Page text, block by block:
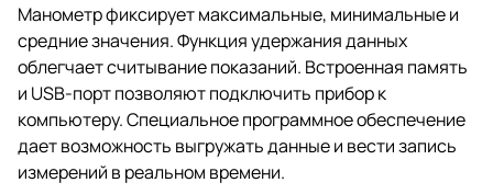
Манометр фиксирует максимальные, минимальные и
средние значения. Функция удержания данных
облегчает считывание показаний. Встроенная память
и USB-порт позволяют подключить прибор к
компьютеру. Специальное программное обеспечение
дает возможность выгружать данные и вести запись
измерений в реальном времени.